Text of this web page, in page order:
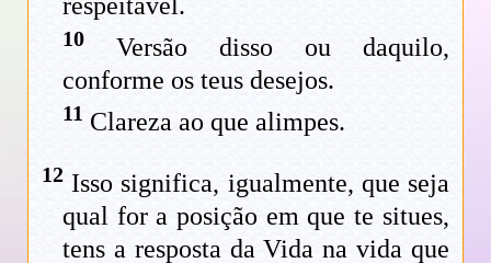
respeitável.
10 Versão disso ou daquilo,
conforme os teus desejos.
11 Clareza ao que alimpes.
12 Isso significa, igualmente, que seja
qual for a posição em que te situes,
tens a resposta da Vida na vida que